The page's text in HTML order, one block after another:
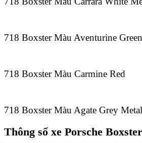
718 Boxster Màu Aventurine
718 Boxster Màu Carmine Red
718 Boxster Màu Agate Grey
Thông số xe Porsche Boxster